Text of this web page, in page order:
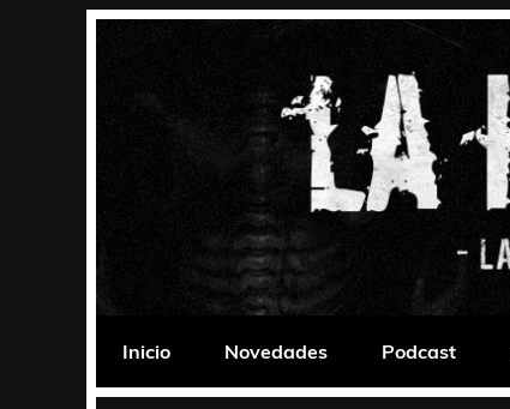
La Habitación 235
Inicio
Novedades Podcast